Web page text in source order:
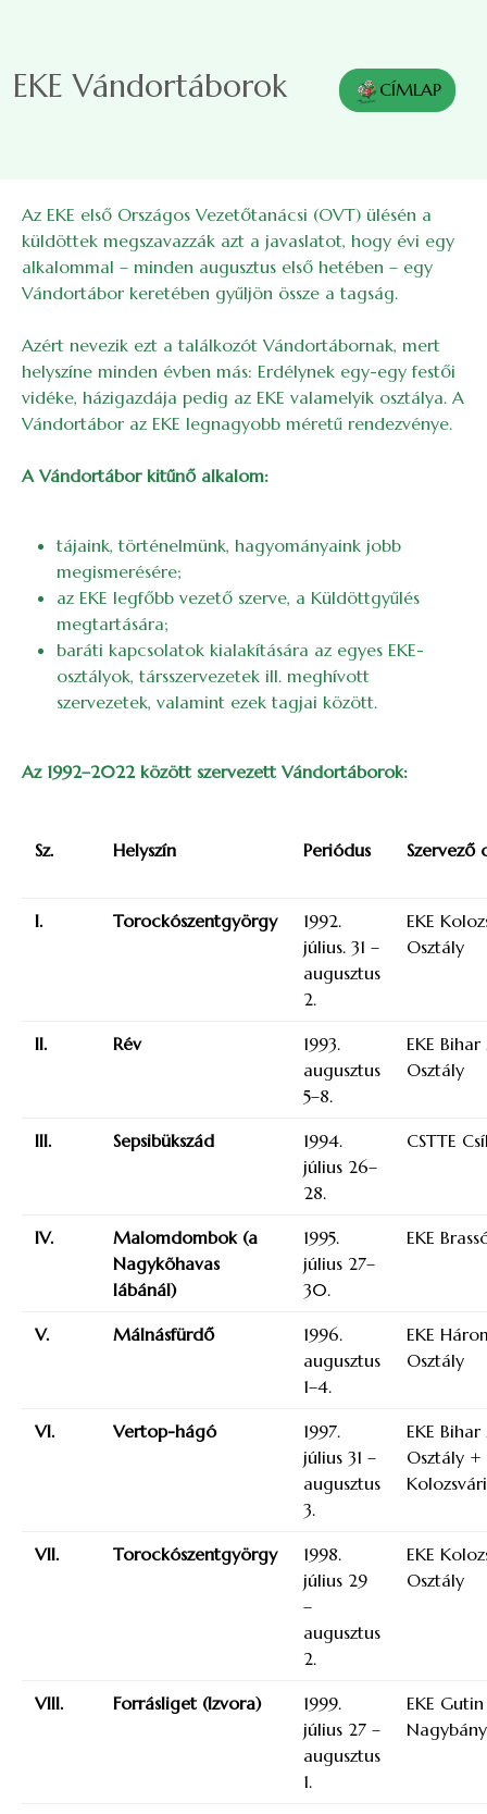
EKE Vándortáborok CÍMLAP
Az EKE első Országos Vezetőtanácsi (OVT) ülésén a
küldöttek megszavazzák azt a javaslatot, hogy évi egy
alkalommal – minden augusztus első hetében – egy
Vándortábor keretében gyűljön össze a tagság.
Azért nevezik ezt a találkozót Vándortábornak, mert
helyszíne minden évben más: Erdélynek egy-egy festői
vidéke, házigazdája pedig az EKE valamelyik osztálya. A
Vándortábor az EKE legnagyobb méretű rendezvénye.
A Vándortábor kitűnő alkalom:
tájaink, történelmünk, hagyományaink jobb
megismerésére;
az EKE legfőbb vezető szerve, a Küldöttgyűlés
megtartására;
baráti kapcsolatok kialakítására az egyes EKE-
osztályok, társszervezetek ill. meghívott
szervezetek, valamint ezek tagjai között.
Az 1992–2022 között szervezett Vándortáborok:
Sz. Helyszín Periódus Szervező
I. Torockószentgyörgy
1992.
július. 31 –
augusztus
2.
EKE
Osztály
II. Rév
1993.
augusztus
5–8.
EKE
Osztály
III. Sepsibükszád
1994.
július 26–
28.
CSTTE
IV.
Malomdombok (a
Nagykõhavas
lábánál)
1995.
július 27–
30.
EKE
V. Málnásfürdő
1996.
augusztus
1–4.
EKE
Osztály
VI. Vertop-hágó
1997.
július 31 –
augusztus
3.
EKE
Osztály +
VII. Torockószentgyörgy
1998.
július 29
–
augusztus
2.
EKE
Osztály
VIII. Forrásliget (Izvora)
1999.
július 27 –
augusztus
1.
EKE